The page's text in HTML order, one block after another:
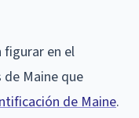
en el
de Maine que
de Maine.